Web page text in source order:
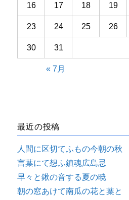
16 17 18 19
23 24 25 26
30 31
« 7月
最近の投稿
人間に区切てふもの今朝の秋
言葉にて想ふ鎮魂広島忌
早々と鍬の音する夏の暁
朝の窓あけて南瓜の花と葉と